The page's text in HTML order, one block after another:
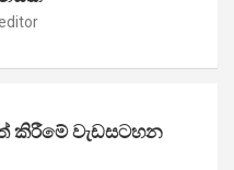
කිරීමේ වැඩසටහන